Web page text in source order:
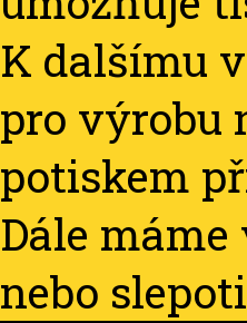
K dalšímu
pro výrobu
potiskem
Dále
nebo